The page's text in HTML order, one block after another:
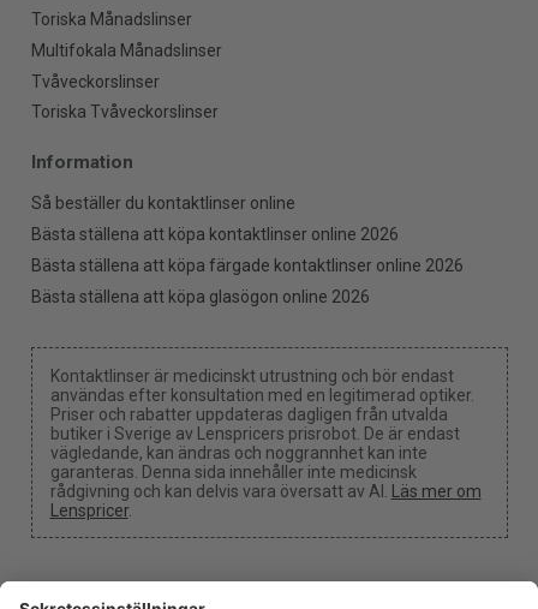
Toriska Månadslinser
Multifokala Månadslinser
Tvåveckorslinser
Toriska Tvåveckorslinser
Information
Så beställer du kontaktlinser online
Bästa ställena att köpa kontaktlinser online 2026
Bästa ställena att köpa färgade kontaktlinser online 2026
Bästa ställena att köpa glasögon online 2026
Kontaktlinser är medicinskt utrustning och bör endast
användas efter konsultation med en legitimerad optiker.
Priser och rabatter uppdateras dagligen från utvalda
butiker i Sverige av Lenspricers prisrobot. De är endast
vägledande, kan ändras och noggrannhet kan inte
garanteras. Denna sida innehåller inte medicinsk
rådgivning och kan delvis vara översatt av AI. Läs mer om
Lenspricer.